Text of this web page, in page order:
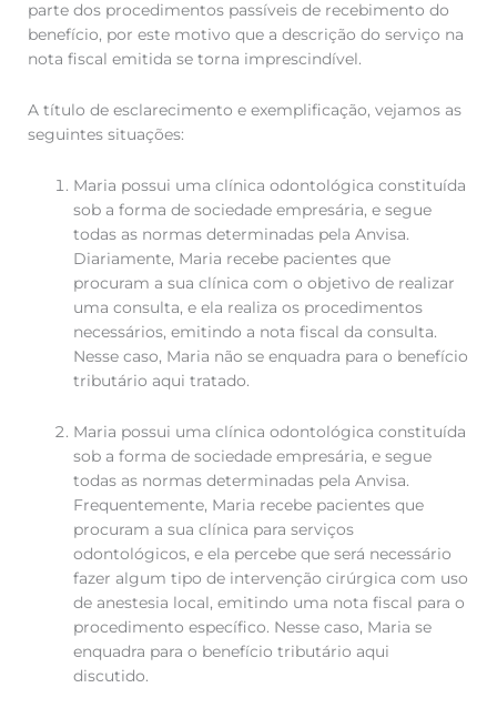
parte dos procedimentos passíveis de recebimento do
benefício, por este motivo que a descrição do serviço na
nota fiscal emitida se torna imprescindível.
A título de esclarecimento e exemplificação, vejamos as
seguintes situações:
Maria possui uma clínica odontológica constituída
sob a forma de sociedade empresária, e segue
todas as normas determinadas pela Anvisa.
Diariamente, Maria recebe pacientes que
procuram a sua clínica com o objetivo de realizar
uma consulta, e ela realiza os procedimentos
necessários, emitindo a nota fiscal da consulta.
Nesse caso, Maria não se enquadra para o benefício
tributário aqui tratado.
Maria possui uma clínica odontológica constituída
sob a forma de sociedade empresária, e segue
todas as normas determinadas pela Anvisa.
Frequentemente, Maria recebe pacientes que
procuram a sua clínica para serviços
odontológicos, e ela percebe que será necessário
fazer algum tipo de intervenção cirúrgica com uso
de anestesia local, emitindo uma nota fiscal para o
procedimento específico. Nesse caso, Maria se
enquadra para o benefício tributário aqui
discutido.